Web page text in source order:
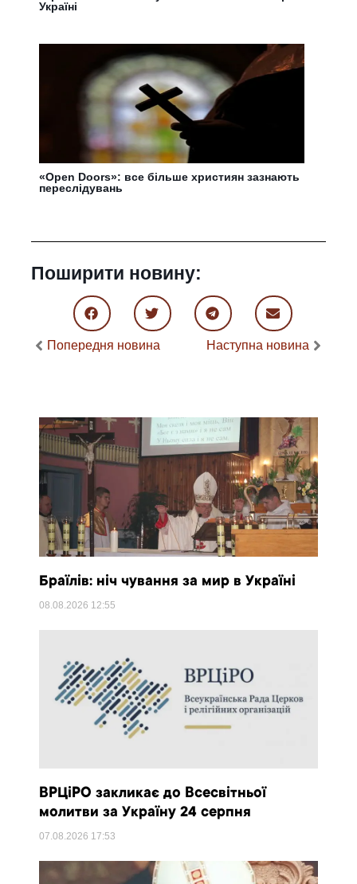
Україні
«Open Doors»: все більше християн зазнають
переслідувань
Поширити новину:
Попередня новина Наступна новина
Браїлів: ніч чування за мир в Україні
08.08.2026 12:55
ВРЦіРО закликає до Всесвітньої
молитви за Україну 24 серпня
07.08.2026 17:53